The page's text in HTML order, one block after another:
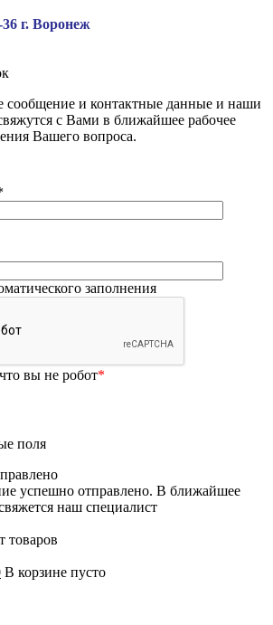
г. Воронеж
сообщение и контактные данные и наши
с Вами в ближайшее рабочее
Вашего вопроса.
заполнения
вы не робот*
поля
успешно отправлено. В ближайшее
наш специалист
товаров
В корзине пусто